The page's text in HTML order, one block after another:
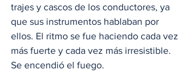
trajes y cascos de los conductores, ya
que sus instrumentos hablaban por
ellos. El ritmo se fue haciendo cada vez
más fuerte y cada vez más irresistible.
Se encendió el fuego.